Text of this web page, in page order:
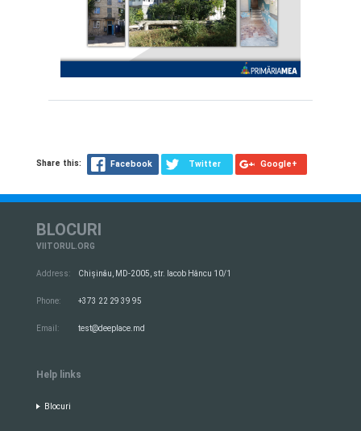
Share this: Facebook Twitter Google+
BLOCURI
VIITORUL.ORG
Address: Chișinău, MD-2005, str. Iacob Hâncu 10/1
Phone: +373 22 29 39 95
Email: test@deeplace.md
Help links
Blocuri